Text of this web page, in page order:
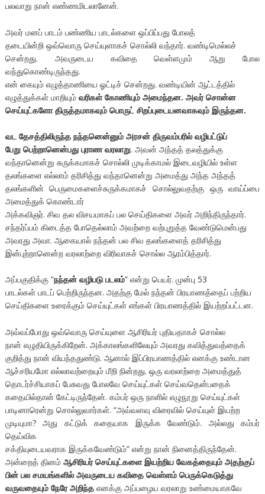
பலவாறு நான் எண்ணமிடலானேன்.
அவர் மனப் பாடம் பண்ணிய பாடல்களை ஒப்பிப்பது போலத்
தடையின்றி ஒவ்வொரு செய்யுளாகச் சொல்லி வந்தார். வண்டிமெல்லச்
சென்றது. அவருடைய கவிதை வெள்ளமும் ஆறு போல
வந்துகொண்டிருந்தது.
என் கையும் எழுத்தாணியை ஓட்டிச் சென்றது. வண்டியின் ஆட்டத்தில்
எழுத்துக்கள் மாறியும் வரிகள் கோணியும் அமைந்தன. அவர் சொன்ன
செய்யுட்களோ திருத்தமாகவும் பொருட் சிறப்புடையனவாகவும் இருந்தன.
வட தேசத்திலிருந்த நந்தனென்னும் அரசன் திருவம்பரில் வழிபட்டுப்
பேறு பெற்றானென்பது புராண வரலாறு. அவன் அந்தத் தலத்துக்கு
வந்தானென்று சுருக்கமாகச் சொல்லி முடிக்காமல் இடைவழியில் உள்ள
தலங்களை எல்லாம் தரிசித்து வந்தானென்று அமைத்து அந்த அந்தத்
தலங்களின் பெருமைகளைச்சுருக்கமாகச் சொல்லுவதற்கு ஒரு வாய்ப்பை
அமைத்துக் கொண்டார்
அக்கவிஞர். சிவ தல விசயமாகப் பல செய்திகளை அவர் அறிந்திருந்தார்.
சந்தர்ப்பம் கிடைத்த போதெல்லாம் அவற்றை வற்புறுத்த வேண்டுமென்பது
அவரது அவா. ஆகையால் நந்தன் பல சிவ தலங்களைத் தரிசித்து
இன்புற்றானென்ற வரலாற்றை விரிவாகச் சொல்ல ஆரம்பித்தார்.
அப்பகுதிக்கு “நந்தன் வழிபடு படலம்” என்று பெயர். முன்பு 53
பாடல்கள் பாடப் பெற்றிருந்தன. அதற்கு மேல் நந்தன் பிரயாணத்தைப் பற்றிய
செய்திகளை உரைக்கும் செய்யுட்கள் எங்கள் பிரயாணத்தில் இயற்றப்பட்டன.
அவ்வப்போது ஒவ்வொரு செய்யுளை ஆசிரியர் புதியதாகச் சொல்ல
நான் எழுதியிருக்கிறேன். அக்காலங்களிலேயும் அவரது கவித்துவத்தைக்
குறித்து நான் வியந்ததுண்டு. ஆனால் இப்பிரயாணத்தில் எனக்கு உண்டான
ஆச்சரியமோ எல்லாவற்றையும் மீறி நின்றது. ஒரு வரலாற்றை அமைத்துத்
தொடர்ச்சியாகப் பேசுவது போலவே செய்யுட்கள் செய்வதென்பதைக்
கதையில்தான் கேட்டிருந்தேன். கம்பர் ஒரு நாளில் எழுநூறு செய்யுட்கள்
பாடினாரென்று சொல்லுவார்கள். “அவ்வளவு விரைவில் செய்யுள் இயற்ற
முடியுமா? அது கட்டுக் கதையாக இருக்க வேண்டும். அல்லது கம்பர்
தெய்விக
சக்தியுடையவராக இருக்கவேண்டும்” என்று நான் நினைத்திருந்தேன்.
அன்றைத் தினம் ஆசிரியர் செய்யுட்களை இயற்றிய வேகத்தையும் அதற்குப்
பின் பல சமயங்களில் அவருடைய கவிதை வெள்ளம் பெருக்கெடுத்து
வருவதையும் நேரே அறிந்தஎனக்கு அப்பழைய வரலாறு உண்மையாகவே